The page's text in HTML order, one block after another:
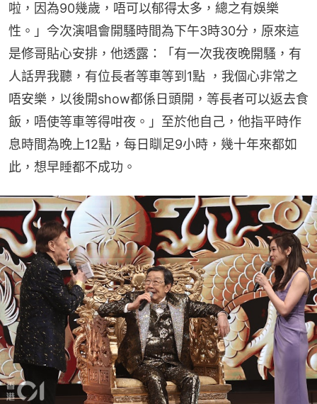
啦，因為90幾歲，唔可以郁得太多，總之有娛樂
性。」今次演唱會開騷時間為下午3時30分，原來這
是修哥貼心安排，他透露：「有一次我夜晚開騷，有
人話畀我聽，有位長者等車等到1點 ，我個心非常之
唔安樂，以後開show都係日頭開，等長者可以返去食
飯，唔使等車等得咁夜。」至於他自己，他指平時作
息時間為晚上12點，每日瞓足9小時，幾十年來都如
此，想早睡都不成功。